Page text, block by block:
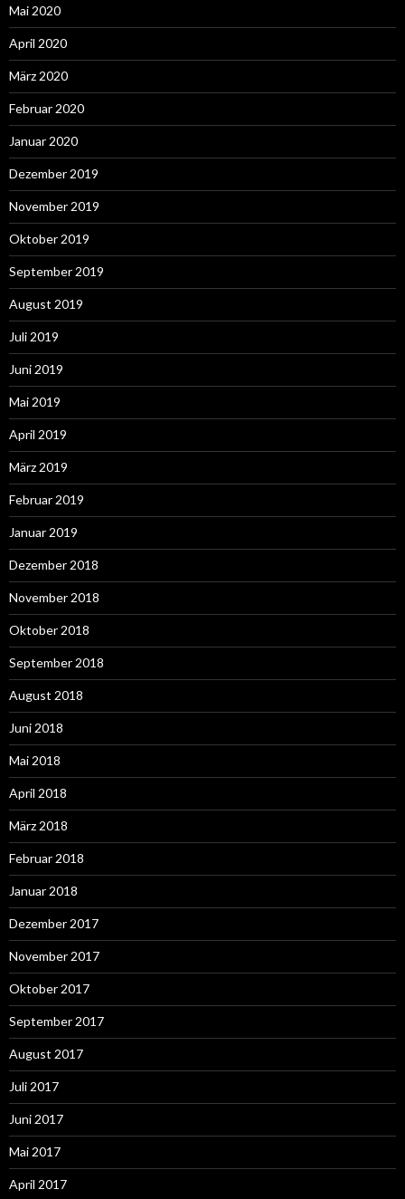
Mai 2020
April 2020
März 2020
Februar 2020
Januar 2020
Dezember 2019
November 2019
Oktober 2019
September 2019
August 2019
Juli 2019
Juni 2019
Mai 2019
April 2019
März 2019
Februar 2019
Januar 2019
Dezember 2018
November 2018
Oktober 2018
September 2018
August 2018
Juni 2018
Mai 2018
April 2018
März 2018
Februar 2018
Januar 2018
Dezember 2017
November 2017
Oktober 2017
September 2017
August 2017
Juli 2017
Juni 2017
Mai 2017
April 2017